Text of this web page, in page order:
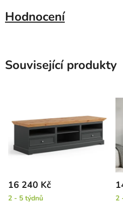
Hodnocení
Související produkty
16 240 Kč
2 - 5 týdnů 2